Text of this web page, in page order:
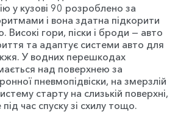
у кузові 90 розроблено за
і вона здатна підкорити
Високі гори, піски і броди — авто
та адаптує системи авто для
У водних перешкодах
над поверхнею за
пневмопідвіски, на змерзлій
старту на слизькій поверхні,
час спуску зі схилу тощо.